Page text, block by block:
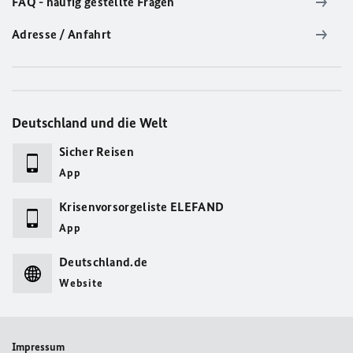
Adresse / Anfahrt
Deutschland und die Welt
Sicher Reisen
App
Krisenvorsorgeliste ELEFAND
App
Deutschland.de
Website
Impressum